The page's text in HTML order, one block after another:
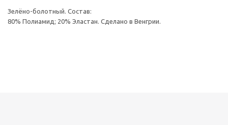
Зелёно-болотный. Состав:
80% Полиамид; 20% Эластан. Сделано в Венгрии.